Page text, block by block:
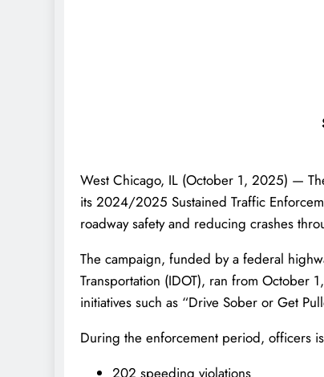
West Chicago, IL (October 1, 2025) —
its 2024/2025 Sustained Traffic
roadway safety and reducing crashes
The campaign, funded by a federal
Transportation (IDOT), ran from
initiatives such as “Drive Sober or Get
During the enforcement period, officers
202 speeding violations